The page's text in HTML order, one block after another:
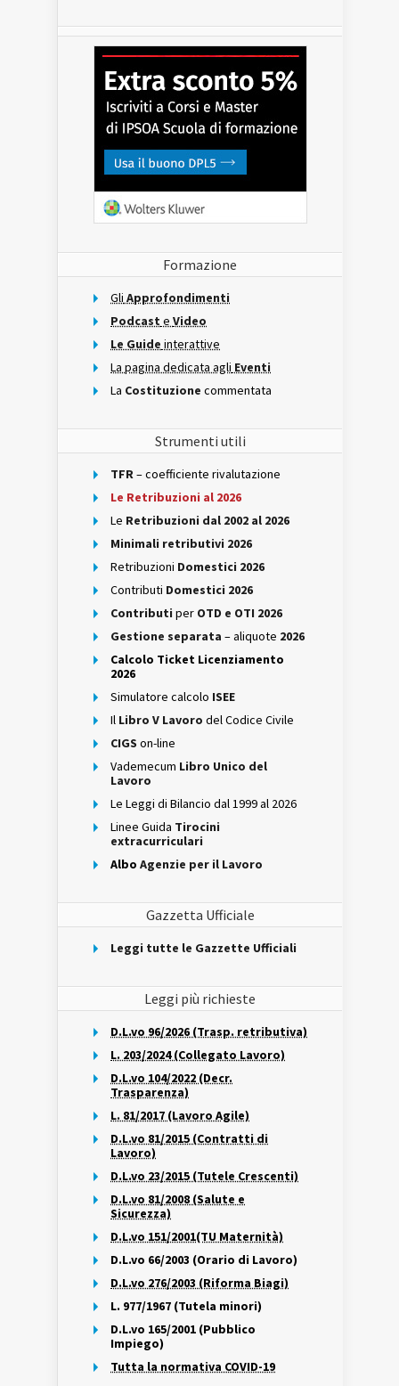
Formazione
Gli Approfondimenti
Podcast e Video
Le Guide interattive
La pagina dedicata agli Eventi
La Costituzione commentata
Strumenti utili
TFR– coefficiente rivalutazione
Le Retribuzioni al 2026
Le Retribuzioni dal 2002 al 2026
Minimali retributivi 2026
Retribuzioni Domestici 2026
Contributi Domestici 2026
Contributi per OTD e OTI 2026
Gestione separata – aliquote 2026
Calcolo Ticket Licenziamento
2026
Simulatore calcolo ISEE
Il Libro V Lavoro del Codice Civile
CIGS on-line
Vademecum Libro Unico del
Lavoro
Le Leggi di Bilancio dal 1999 al 2026
Linee Guida Tirocini
extracurriculari
Albo Agenzie per il Lavoro
Gazzetta Ufficiale
Leggi tutte le Gazzette Ufficiali
Leggi più richieste
D.L.vo 96/2026 (Trasp. retributiva)
L. 203/2024 (Collegato Lavoro)
D.L.vo 104/2022 (Decr.
Trasparenza)
L. 81/2017 (Lavoro Agile)
D.L.vo 81/2015 (Contratti di
Lavoro)
D.L.vo 23/2015 (Tutele Crescenti)
D.L.vo 81/2008 (Salute e
Sicurezza)
D.L.vo 151/2001(TU Maternità)
D.L.vo 66/2003 (Orario di Lavoro)
D.L.vo 276/2003 (Riforma Biagi)
L. 977/1967 (Tutela minori)
D.L.vo 165/2001 (Pubblico
Impiego)
Tutta la normativa COVID-19